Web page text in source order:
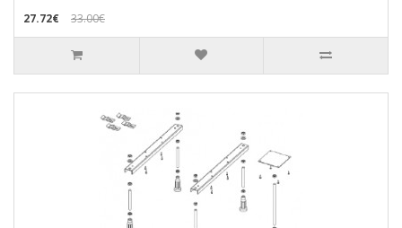
27.72€
33.00€